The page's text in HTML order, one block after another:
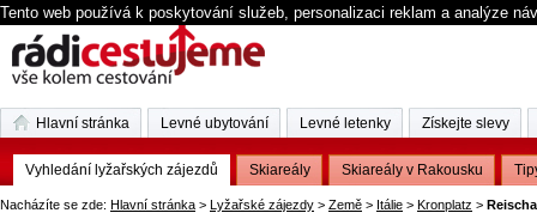
Tento web používá k poskytování služeb, personalizaci reklam a analýze
Nacházíte se zde: Hlavní stránka > Lyžařské zájezdy > Země > Itálie > Kronplatz >
Hlavní stránka Levné ubytování Levné letenky Získejte slevy
Vyhledání lyžařských zájezdů Skiareály Skiareály v Rakousku